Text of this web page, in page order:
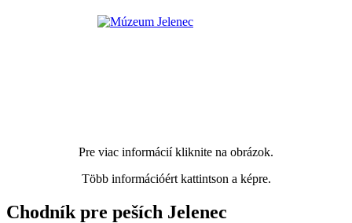
Pre viac informácií kliknite na obrázok.
Több információért kattintson a képre.
Chodník pre peších Jelenec